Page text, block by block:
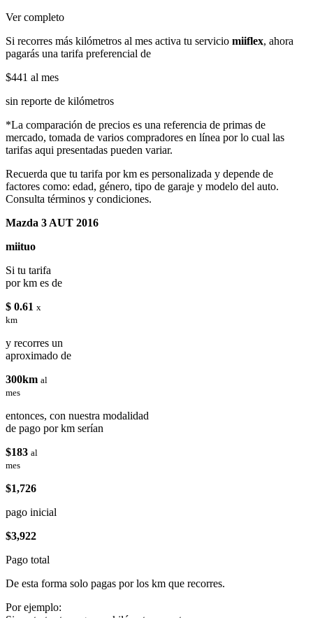
Ver completo
Si recorres más kilómetros al mes activa tu servicio miiflex, ahora
pagarás una tarifa preferencial de
$441 al mes
sin reporte de kilómetros
*La comparación de precios es una referencia de primas de
mercado, tomada de varios compradores en línea por lo cual las
tarifas aqui presentadas pueden variar.
Recuerda que tu tarifa por km es personalizada y depende de
factores como: edad, género, tipo de garaje y modelo del auto.
Consulta términos y condiciones.
Mazda 3 AUT 2016
miituo
Si tu tarifa
por km es de
$ 0.61 x
km
y recorres un
aproximado de
300km al
mes
entonces, con nuestra modalidad
de pago por km serían
$183 al
mes
$1,726
pago inicial
$3,922
Pago total
De esta forma solo pagas por los km que recorres.
Por ejemplo: